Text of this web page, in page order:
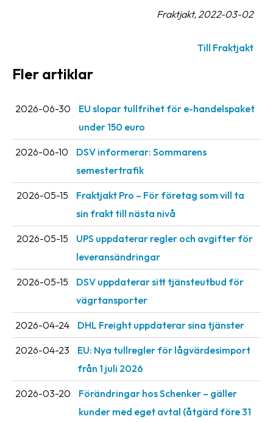
Kundtjänst
företaget
Om
Fraktjakt
Pressrum
Medarbetare
Jobb
&
Nyhetsarkiv
Kontakta
oss
Villkor
villkor
Integritet
Fraktjakt, 2022-03-02
Till Fraktjakt
Fler artiklar
2026-06-30
EU slopar tullfrihet för e-handelspaket
under 150 euro
2026-06-10
DSV informerar: Sommarens
semestertrafik
2026-05-15
Fraktjakt Pro – För företag som vill ta
sin frakt till nästa nivå
2026-05-15
UPS uppdaterar regler och avgifter för
leveransändringar
2026-05-15
DSV uppdaterar sitt tjänsteutbud för
vägrtansporter
2026-04-24 DHL Freight uppdaterar sina tjänster
2026-04-23
EU: Nya tullregler för låg­värdesimport
från 1 juli 2026
2026-03-20
Förändringar hos Schenker – gäller
kunder med eget avtal (åtgärd före 31